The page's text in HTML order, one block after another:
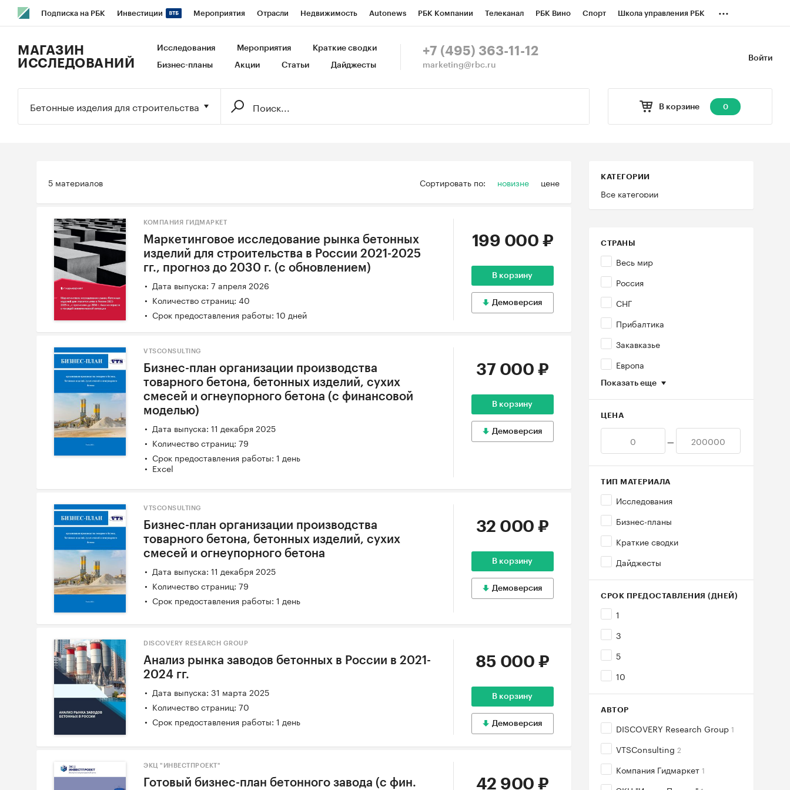
Подписка на РБК Инвестиции Мероприятия Отрасли Недвижимость Autonews РБК Компании Телеканал РБК Вино Спорт Школа управления РБК
Исследования Кредитные рейтинги Франшизы Газета Спецпроекты СПб Конференции СПб Спецпроекты
...
Войти
МАГАЗИН
ИССЛЕДОВАНИЙ
Исследования Мероприятия Краткие сводки
Бизнес-планы Акции Статьи Дайджесты
+7 (495) 363-11-12
marketing@rbc.ru
В корзине 0
Бетонные изделия для строительства
Сортировать по: новизне цене
5 материалов КАТЕГОРИИ
Все категории
СТРАНЫ
Весь мир
Россия
СНГ
Прибалтика
Закавказье
Европа
Показать еще
ЦЕНА
—
ТИП МАТЕРИАЛА
Исследования
Бизнес-планы
Краткие сводки
Дайджесты
СРОК ПРЕДОСТАВЛЕНИЯ (ДНЕЙ)
1
3
5
10
АВТОР
DISCOVERY Research Group 1
VTSConsulting 2
Компания Гидмаркет 1
КОМПАНИЯ ГИДМАРКЕТ
Маркетинговое исследование рынка бетонных
изделий для строительства в России 2021-2025
гг., прогноз до 2030 г. (с обновлением)
Дата выпуска: 7 апреля 2026
Количество страниц: 40
Срок предоставления работы: 10 дней
199 000 ₽
В корзину
Демоверсия
VTSCONSULTING
Бизнес-план организации производства
товарного бетона, бетонных изделий, сухих
смесей и огнеупорного бетона (с финансовой
моделью)
Дата выпуска: 11 декабря 2025
Количество страниц: 79
Срок предоставления работы: 1 день
Excel
37 000 ₽
В корзину
Демоверсия
VTSCONSULTING
Бизнес-план организации производства
товарного бетона, бетонных изделий, сухих
смесей и огнеупорного бетона
Дата выпуска: 11 декабря 2025
Количество страниц: 79
Срок предоставления работы: 1 день
32 000 ₽
В корзину
Демоверсия
DISCOVERY RESEARCH GROUP
Анализ рынка заводов бетонных в России в 2021-
2024 гг.
Дата выпуска: 31 марта 2025
Количество страниц: 70
Срок предоставления работы: 1 день
85 000 ₽
В корзину
Демоверсия
ЭКЦ "ИНВЕСТПРОЕКТ"
Готовый бизнес-план бетонного завода (с фин. 42 900 ₽